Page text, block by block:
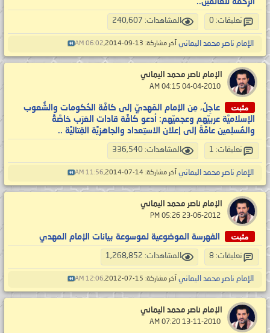
تعليقات: 0 المشاهدات: 240,607
الإمام ناصر محمد اليماني آخر مشاركة: 13-09-2014, 06:02 AM
الإمام ناصر محمد اليماني
مثبت
عاجِلٌ، مِن الإمام المَهديّ إلى كافَّة الحُكومات والشُّعوب
الإسلاميَّة عربيّهم وعجميّهم: أدعو كافَّة قادات العَرَب خاصَّةً
والمُسلِمين عامَّةً إلى إعلان الاستِعداد والجاهزيَّة القِتاليَّة ..
تعليقات: 1 المشاهدات: 336,540
الإمام ناصر محمد اليماني آخر مشاركة: 14-07-2014, 11:56 AM
الإمام ناصر محمد اليماني
مثبت الفهرسة الموضوعية لموسوعة بيانات الإمام المهدي
تعليقات: 8 المشاهدات: 1,268,852
الإمام ناصر محمد اليماني آخر مشاركة: 15-07-2012, 12:06 AM
الإمام ناصر محمد اليماني